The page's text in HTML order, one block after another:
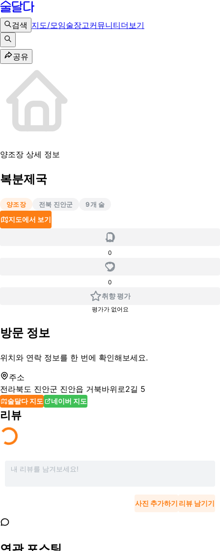
검색 지도/모임술장고커뮤니티더보기
공유
양조장 상세 정보
복분제국
양조장 전북 진안군 9개 술
지도에서 보기
0
0
취향 평가
평가가 없어요
방문 정보
위치와 연락 정보를 한 번에 확인해보세요.
주소
전라북도 진안군 진안읍 거북바위로2길 5
술달다 지도 네이버 지도
리뷰
사진 추가하기 리뷰 남기기